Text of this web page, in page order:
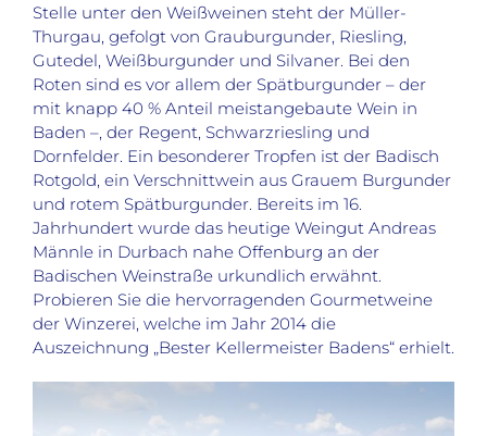
Stelle unter den Weißweinen steht der Müller-
Thurgau, gefolgt von Grauburgunder, Riesling,
Gutedel, Weißburgunder und Silvaner. Bei den
Roten sind es vor allem der Spätburgunder – der
mit knapp 40 % Anteil meistangebaute Wein in
Baden –, der Regent, Schwarzriesling und
Dornfelder. Ein besonderer Tropfen ist der Badisch
Rotgold, ein Verschnittwein aus Grauem Burgunder
und rotem Spätburgunder. Bereits im 16.
Jahrhundert wurde das heutige Weingut Andreas
Männle in Durbach nahe Offenburg an der
Badischen Weinstraße urkundlich erwähnt.
Probieren Sie die hervorragenden Gourmetweine
der Winzerei, welche im Jahr 2014 die
Auszeichnung „Bester Kellermeister Badens“ erhielt.